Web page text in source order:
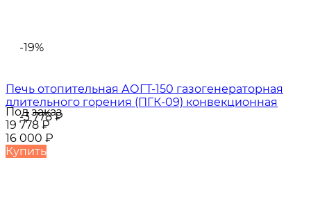
-19%
-3 778₽
Печь отопительная АОГТ-150 газогенераторная
длительного горения (ПГК-09) конвекционная
Под заказ
19 778₽
16 000 ₽
Купить